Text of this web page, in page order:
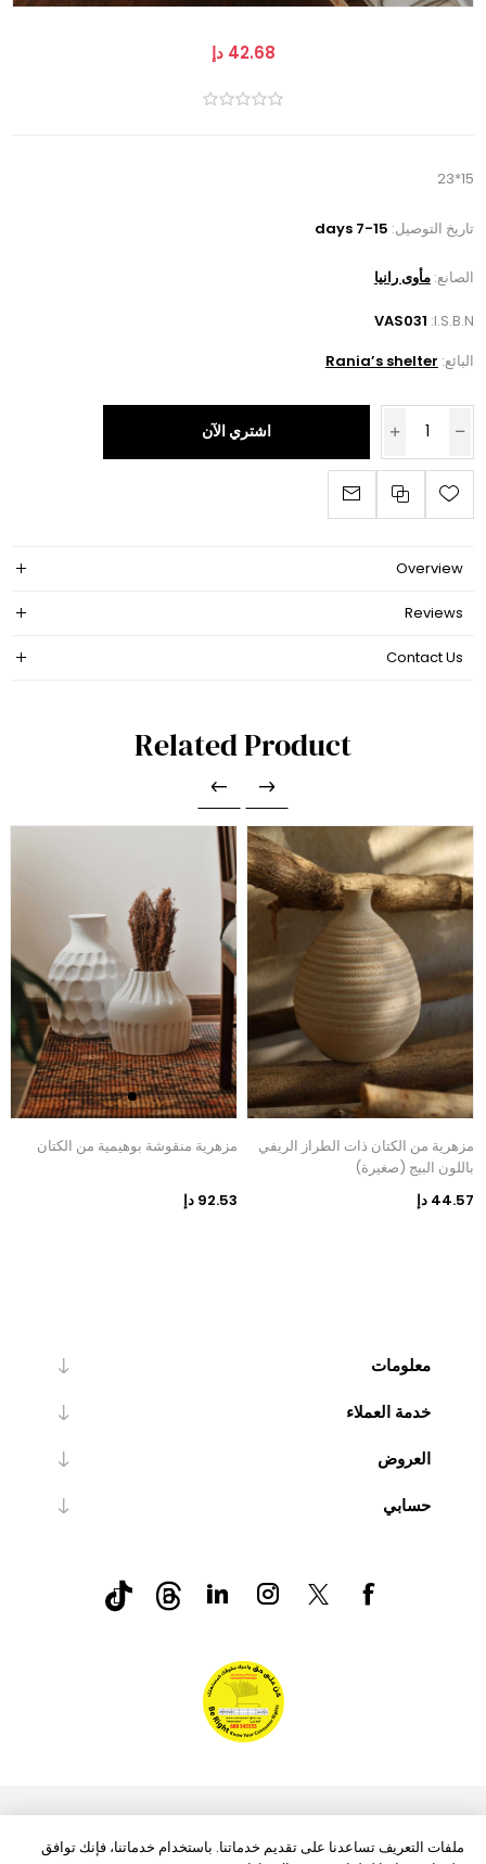
42.68 دإ
15*23
تاريخ التوصيل: 7-15 days
الصانع: مأوى رانيا
I.S.B.N:
VAS031
البائع: Rania’s shelter
اشتري الآن
Overview
Reviews
Contact Us
Related Product
مزهرية من الكتان ذات الطراز الريفي
باللون البيج (صغيرة)
44.57 دإ
مزهرية منقوشة بوهيمية من الكتان
92.53 دإ
معلومات
خدمة العملاء
العروض
حسابي
ملفات التعريف تساعدنا على تقديم خدماتنا. باستخدام خدماتنا، فإنك توافق